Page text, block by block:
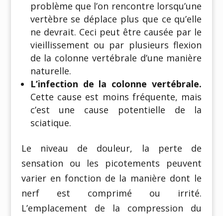
problème que l’on rencontre lorsqu’une
vertèbre se déplace plus que ce qu’elle
ne devrait. Ceci peut être causée par le
vieillissement ou par plusieurs flexion
de la colonne vertébrale d’une manière
naturelle.
L’infection de la colonne vertébrale.
Cette cause est moins fréquente, mais
c’est une cause potentielle de la
sciatique.
Le niveau de douleur, la perte de
sensation ou les picotements peuvent
varier en fonction de la manière dont le
nerf est comprimé ou irrité.
L’emplacement de la compression du